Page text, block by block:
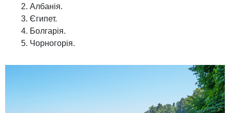
Албанія.
Єгипет.
Болгарія.
Чорногорія.